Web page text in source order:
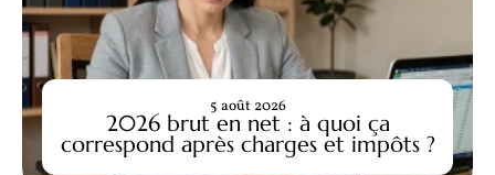
2026 brut en net : à quoi ça
correspond après charges et impôts ?
5 août 2026